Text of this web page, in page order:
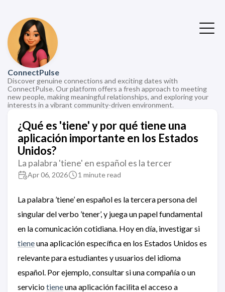
ConnectPulse
Discover genuine connections and exciting dates with
ConnectPulse. Our platform offers a fresh approach to meeting
new people, making meaningful relationships, and exploring your
interests in a vibrant community-driven environment.
¿Qué es 'tiene' y por qué tiene una
aplicación importante en los Estados
Unidos?
La palabra 'tiene' en español es la tercer
Apr 06, 2026 1 minute read
La palabra ’tiene’ en español es la tercera persona del
singular del verbo ’tener’, y juega un papel fundamental
en la comunicación cotidiana. Hoy en día, investigar si
tieneuna aplicación específica en los Estados Unidos es
relevante para estudiantes y usuarios del idioma
español. Por ejemplo, consultar si una compañía o un
serviciotieneuna aplicación facilita el acceso a